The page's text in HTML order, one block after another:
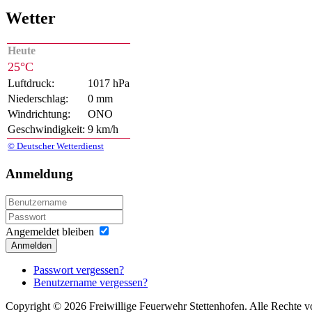
Wetter
Heute
25°C
Luftdruck:
1017 hPa
Niederschlag:
0 mm
Windrichtung:
ONO
Geschwindigkeit: 9 km/h
© Deutscher Wetterdienst
Anmeldung
Angemeldet bleiben
Anmelden
Passwort vergessen?
Benutzername vergessen?
Copyright © 2026 Freiwillige Feuerwehr Stettenhofen. Alle Rechte